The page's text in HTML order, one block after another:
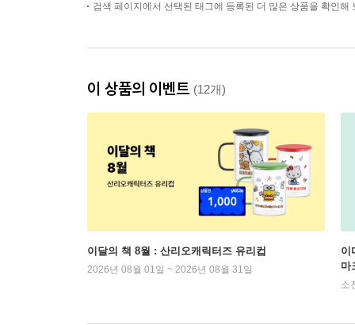
검색 페이지에서 선택된 태그에 등록된 더 많은 상품을 확인해
이 상품의 이벤트 (12개)
이달의 책 8월 : 산리오캐릭터즈 유리컵
2026년 08월 01일 ~ 2026년 08월 31일
이
마
소